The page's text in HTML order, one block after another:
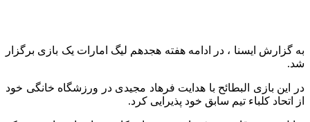
به گزارش ایسنا ، در ادامه هفته هجدهم لیگ امارات یک بازی برگزار
شد.
در این بازی البطائح با هدایت فرهاد مجیدی در ورزشگاه خانگی خود
از اتحاد کلباء تیم سابق خود پذیرایی‌ کرد.